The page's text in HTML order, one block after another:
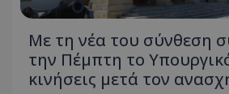
Με τη νέα του σύνθεση
την Πέμπτη το
κινήσεις μετά τον